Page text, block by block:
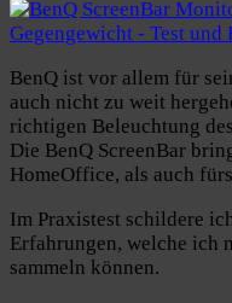
BenQ ist vor allem für
auch nicht zu weit
richtigen Beleuchtung
Die BenQ ScreenBar
HomeOffice, als auch
Im Praxistest schildere
Erfahrungen, welche ich
sammeln können.